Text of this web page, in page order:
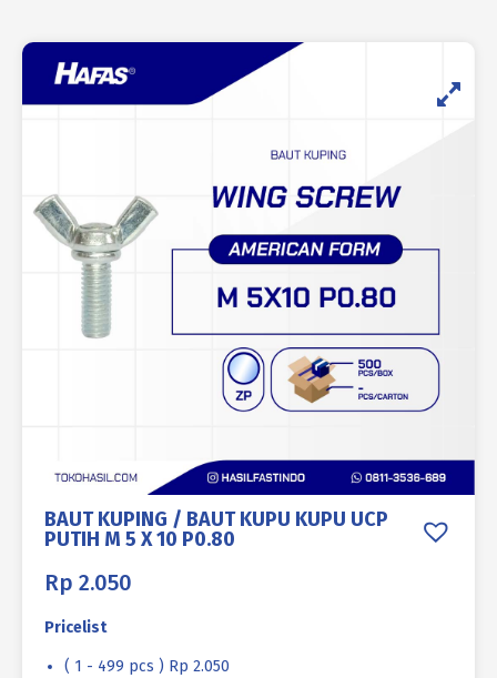
BAUT KUPING / BAUT KUPU KUPU UCP
PUTIH M 5 X 10 P0.80
Rp 2.050
Pricelist
( 1 - 499 pcs ) Rp 2.050